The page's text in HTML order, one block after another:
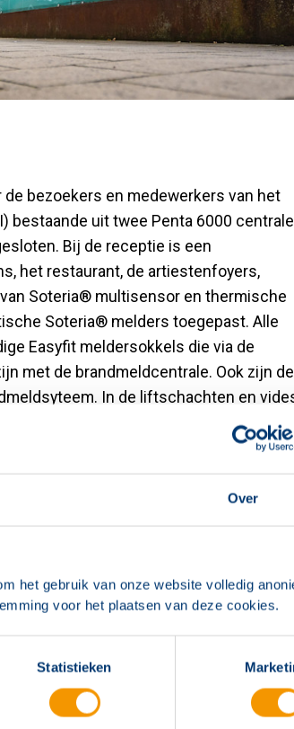
Over
het gebruik van onze website volledig
voor het plaatsen van deze cookies.
Statistieken
bezoekers en medewerkers van het
bestaande uit twee Penta 6000
Bij de receptie is een
het restaurant, de artiestenfoyers,
Soteria® multisensor en thermische
Soteria® melders toegepast. Alle
Easyfit meldersokkels die via de
met de brandmeldcentrale. Ook zijn de
In de liftschachten en
toegepast op de BMC zoals
Parktheater nog voorzien van een
met acht pagers.